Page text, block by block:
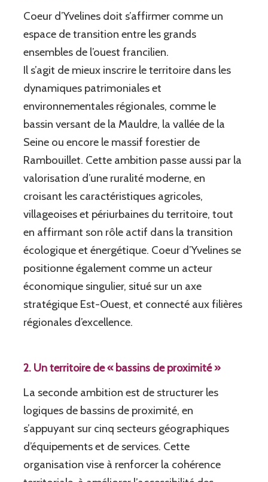
Coeur d’Yvelines doit s’affirmer comme un
espace de transition entre les grands
ensembles de l’ouest francilien.
Il s’agit de mieux inscrire le territoire dans les
dynamiques patrimoniales et
environnementales régionales, comme le
bassin versant de la Mauldre, la vallée de la
Seine ou encore le massif forestier de
Rambouillet. Cette ambition passe aussi par la
valorisation d’une ruralité moderne, en
croisant les caractéristiques agricoles,
villageoises et périurbaines du territoire, tout
en affirmant son rôle actif dans la transition
écologique et énergétique. Coeur d’Yvelines se
positionne également comme un acteur
économique singulier, situé sur un axe
stratégique Est-Ouest, et connecté aux filières
régionales d’excellence.
2. Un territoire de « bassins de proximité »
La seconde ambition est de structurer les
logiques de bassins de proximité, en
s’appuyant sur cinq secteurs géographiques
d’équipements et de services. Cette
organisation vise à renforcer la cohérence